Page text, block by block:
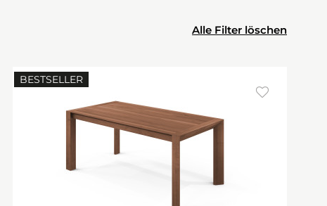
Alle Filter löschen
BESTSELLER